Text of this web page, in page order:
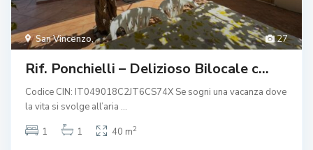
27
San Vincenzo,
Rif. Ponchielli – Delizioso Bilocale c...
Codice CIN: IT049018C2JT6CS74X Se sogni una vacanza dove
la vita si svolge all’aria ...
1
1 40 m2